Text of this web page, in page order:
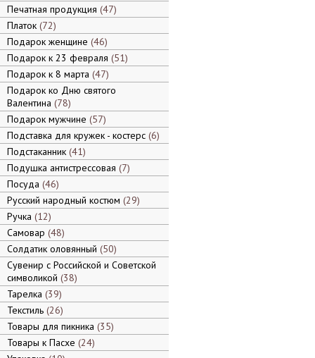
Печатная продукция 47
Платок 72
Подарок женщине 46
Подарок к 23 февраля 51
Подарок к 8 марта 47
Подарок ко Дню святого
Валентина 78
Подарок мужчине 57
Подставка для кружек - костерс 6
Подстаканник 41
Подушка антистрессовая 7
Посуда 46
Русский народный костюм 29
Ручка 12
Самовар 48
Солдатик оловянный 50
Сувенир с Российской и Советской
символикой 38
Тарелка 39
Текстиль 26
Товары для пикника 35
Товары к Пасхе 24